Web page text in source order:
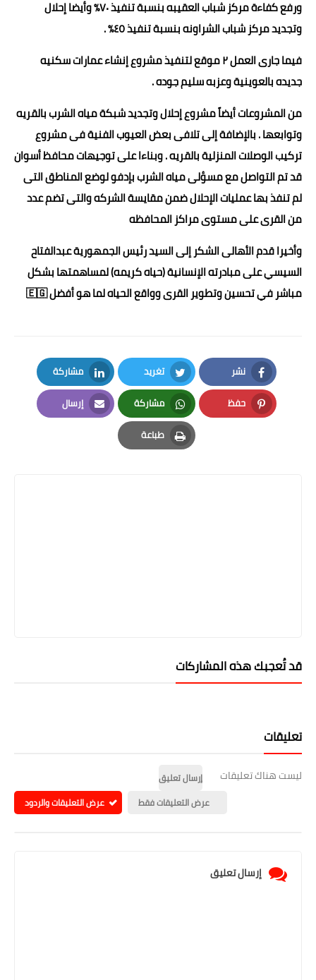
ورفع كفاءة مركز شباب العقيبه بنسبة تنفيذ ٧٠٪ وأيضا إحلال
وتجديد مركز شباب الشراونه بنسبة تنفيذ ٤٥٪ .
فيما جارى العمل ٢ موقع لتنفيذ مشروع إنشاء عمارات سكنيه
جديده بالعوينية وعزبه سليم جوده .
من المشروعات أيضاً مشروع إحلال وتجديد شبكة مياه الشرب بالقريه
وتوابعها . بالإضافة إلى تلافى بعض العيوب الفنية فى مشروع
تركيب الوصلات المنزلية بالقريه . وبناءا على توجيهات محافظ أسوان
قد تم التواصل مع مسؤلى مياه الشرب بإدفو لوضع المناطق التى
لم تنفذ بها عمليات الإحلال ضمن مقايسة الشركه والتى تضم عدد
من القرى على مستوى مراكز المحافظه
وأخيرا قدم الأهالى الشكر إلى السيد رئيس الجمهورية عبدالفتاح
السيسي على مبادرته الإنسانية (حياه كريمه) لمساهمتها بشكل
مباشر في تحسين وتطوير القرى وواقع الحياه لما هو أفضل 🇪🇬
نشر
Facebook
تغريد
Twitter
مشاركة
LinkedIn
حفظ
Pinterest
مشاركة
Whatsapp
إرسال
Email
طباعة
Print
قد تُعجبك هذه المشاركات
تعليقات
ليست هناك تعليقات
إرسال تعليق
عرض التعليقات فقط
عرض التعليقات والردود
إرسال تعليق